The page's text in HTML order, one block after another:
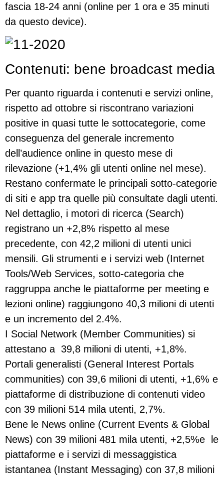
fascia 18-24 anni (online per 1 ora e 35 minuti
da questo device).
Contenuti: bene broadcast media
Per quanto riguarda i contenuti e servizi online,
rispetto ad ottobre si riscontrano variazioni
positive in quasi tutte le sottocategorie, come
conseguenza del generale incremento
dell’audience online in questo mese di
rilevazione (+1,4% gli utenti online nel mese).
Restano confermate le principali sotto-categorie
di siti e app tra quelle più consultate dagli utenti.
Nel dettaglio, i motori di ricerca (Search)
registrano un +2,8% rispetto al mese
precedente, con 42,2 milioni di utenti unici
mensili. Gli strumenti e i servizi web (Internet
Tools/Web Services, sotto-categoria che
raggruppa anche le piattaforme per meeting e
lezioni online) raggiungono 40,3 milioni di utenti
e un incremento del 2.4%.
I Social Network (Member Communities) si
attestano a 39,8 milioni di utenti, +1,8%.
Portali generalisti (General Interest Portals
communities) con 39,6 milioni di utenti, +1,6% e
piattaforme di distribuzione di contenuti video
con 39 milioni 514 mila utenti, 2,7%.
Bene le News online (Current Events & Global
News) con 39 milioni 481 mila utenti, +2,5%e le
piattaforme e i servizi di messaggistica
istantanea (Instant Messaging) con 37,8 milioni